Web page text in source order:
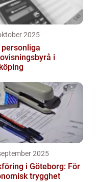
2025
personliga
i
2025
i Göteborg: För
trygghet